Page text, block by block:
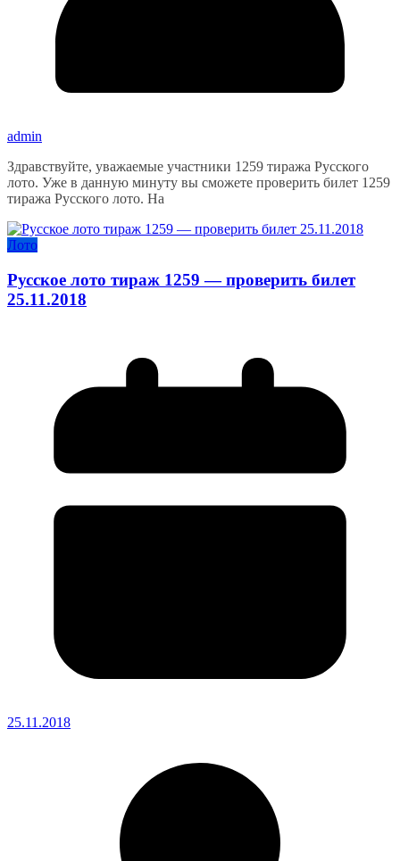
admin
Здравствуйте, уважаемые участники 1259 тиража Русского
лото. Уже в данную минуту вы сможете проверить билет 1259
тиража Русского лото. На
Лото
Русское лото тираж 1259 — проверить билет
25.11.2018
25.11.2018